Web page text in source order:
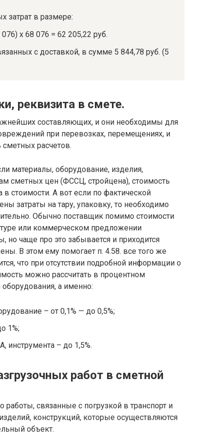
затрат в размере:
х 68 076 = 62 205,22 руб.
с доставкой, в сумме 5 844,78 руб. (5
реквизита в смете.
составляющих, и они необходимы для
при перевозках, перемещениях, и
расчетов.
материалы, оборудование, изделия,
сметных цен (ФССЦ, стройцена), стоимость
стоимости. А вот если по фактической
затраты на тару, упаковку, то необходимо
Обычно поставщик помимо стоимости
или коммерческом предложении
но чаще про это забывается и приходится
В этом ему помогает п. 4.58. все того же
что при отсутствии подробной информации о
можно рассчитать в процентном
а именно:
– от 0,1% — до 0,5%;
1%;
инструмента – до 1,5%.
работ в сметной
работы, связанные с погрузкой в транспорт и
конструкций, которые осуществляются
объект.